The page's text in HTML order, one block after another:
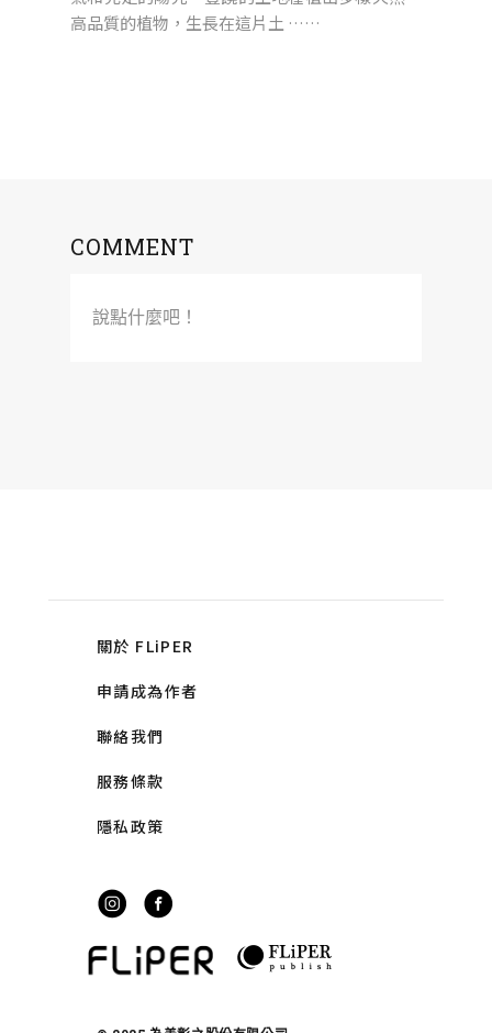
高品質的植物，生長在這片土 ……
COMMENT
說點什麼吧！
關於 FLiPER
申請成為作者
聯絡我們
服務條款
隱私政策